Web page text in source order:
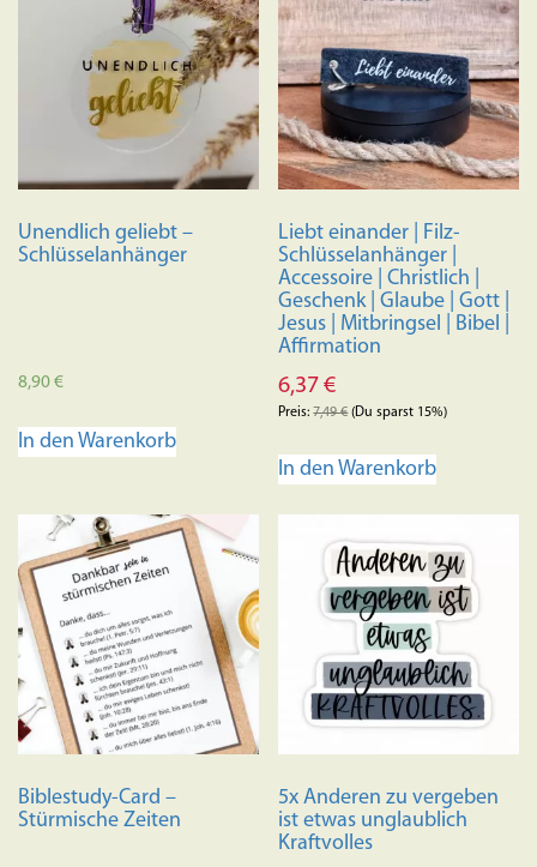
Unendlich geliebt –
Schlüsselanhänger
8,90€
In den Warenkorb
Liebt einander | Filz-
Schlüsselanhänger |
Accessoire | Christlich |
Geschenk | Glaube | Gott |
Jesus | Mitbringsel | Bibel |
Affirmation
6,37€
Preis:7,49€(Du sparst 15%)
In den Warenkorb
Biblestudy-Card –
Stürmische Zeiten
5x Anderen zu vergeben
ist etwas unglaublich
Kraftvolles